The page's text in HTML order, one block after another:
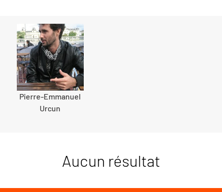
Pierre-Emmanuel
Urcun
Aucun résultat